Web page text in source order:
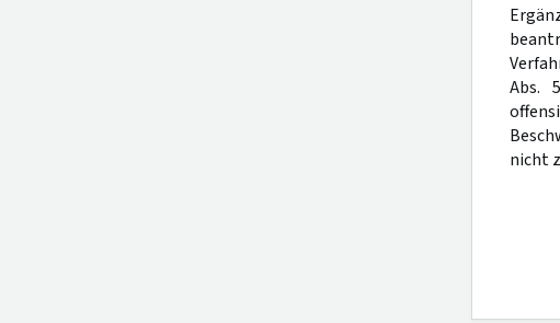
Abs.
nicht